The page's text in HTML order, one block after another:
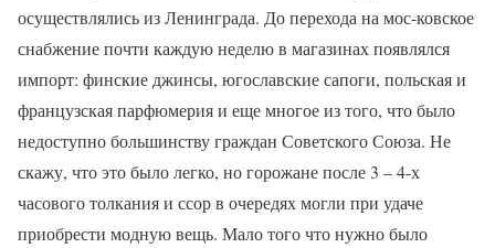
осуществлялись из Ленинграда. До перехода на мос-ковское
снабжение почти каждую неделю в магазинах появлялся
импорт: финские джинсы, югославские сапоги, польская и
французская парфюмерия и еще многое из того, что было
недоступно большинству граждан Советского Союза. Не
скажу, что это было легко, но горожане после 3 – 4-х
часового толкания и ссор в очередях могли при удаче
приобрести модную вещь. Мало того что нужно было